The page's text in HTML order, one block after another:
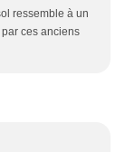
ressemble à un
ces anciens